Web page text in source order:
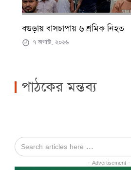
বগুড়ায় বাসচাপায় ৬ শ্রমিক নিহত
৭ অগাস্ট, ২০২৬
পাঠকের মন্তব্য
- Advertisement -